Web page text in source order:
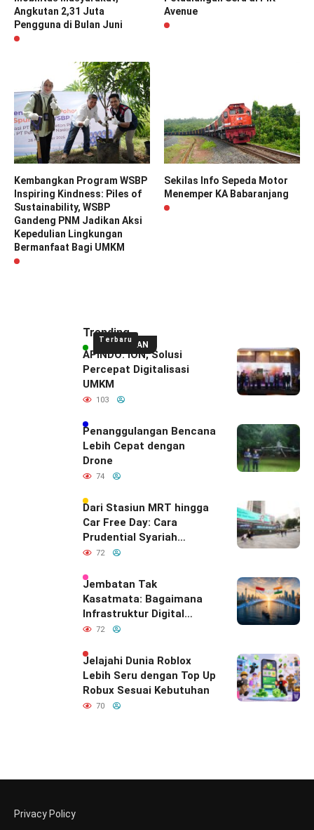
Angkutan 2,31 Juta
Pengguna di Bulan Juni
Avenue
Kembangkan Program WSBP
Inspiring Kindness: Piles of
Sustainability, WSBP
Gandeng PNM Jadikan Aksi
Kepedulian Lingkungan
Bermanfaat Bagi UMKM
Sekilas Info Sepeda Motor
Menemper KA Babaranjang
UNGGULAN
Terbaru
Trending
APINDO: ION, Solusi
Percepat Digitalisasi
UMKM
103
Penanggulangan Bencana
Lebih Cepat dengan
Drone
74
Dari Stasiun MRT hingga
Car Free Day: Cara
Prudential Syariah
Merayakan yang Nomor
Indonesia
72
Jembatan Tak
Kasatmata: Bagaimana
Infrastruktur Digital
Diam-Diam
Hubungan Indonesia–
India
72
Jelajahi Dunia Roblox
Lebih Seru dengan Top Up
Robux Sesuai Kebutuhan
70
Privacy Policy